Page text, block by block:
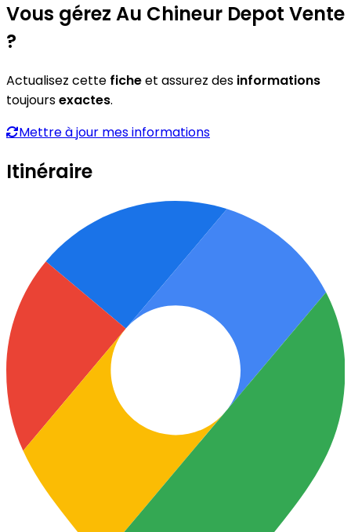
Vous gérez Au Chineur Depot Vente
?
Actualisez cette ficheet assurez des informations
toujoursexactes.
Mettre à jour mes informations
Itinéraire